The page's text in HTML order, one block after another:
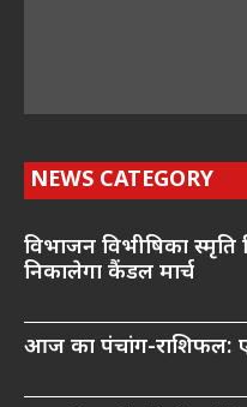
NEWS CATEGORY
विभाजन विभीषिका
निकालेगा कैंडल मार्च
आज का पंचांग-राशिफल: